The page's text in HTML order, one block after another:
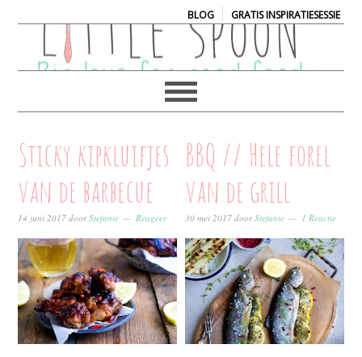
BLOG| GRATIS INSPIRATIESESSIE
Sticky kipkluifjes
van de barbecue
14 juni 2017 doorStefanie Reageer
BBQ // Hele forel
van de grill
30 mei 2017 doorStefanie 1 Reactie